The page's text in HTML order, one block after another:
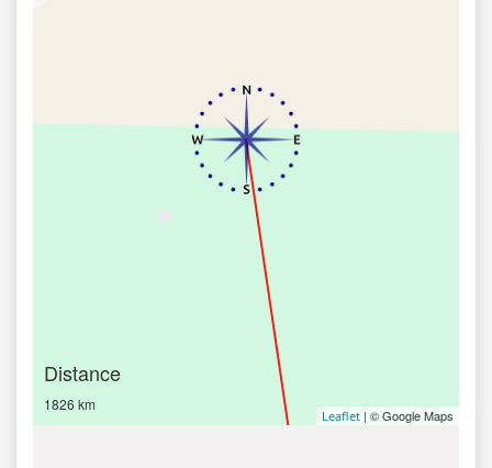
Distance
1826 km
Leaflet | © Google Maps